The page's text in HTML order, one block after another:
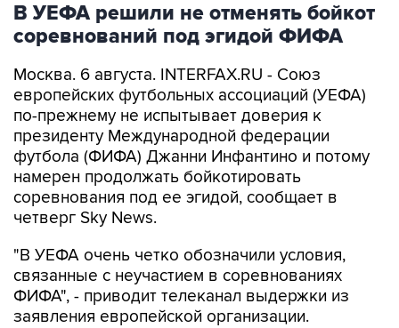
В УЕФА решили не отменять бойкот
соревнований под эгидой ФИФА
Москва. 6 августа. INTERFAX.RU - Союз
европейских футбольных ассоциаций (УЕФА)
по-прежнему не испытывает доверия к
президенту Международной федерации
футбола (ФИФА) Джанни Инфантино и потому
намерен продолжать бойкотировать
соревнования под ее эгидой, сообщает в
четверг Sky News.
"В УЕФА очень четко обозначили условия,
связанные с неучастием в соревнованиях
ФИФА", - приводит телеканал выдержки из
заявления европейской организации.